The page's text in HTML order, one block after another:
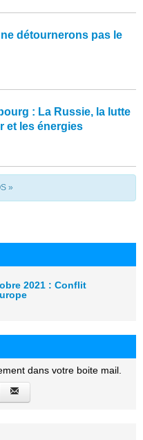
détournerons pas le
: La Russie, la lutte
et les énergies
»
2021 : Conflit
dans votre boite mail.